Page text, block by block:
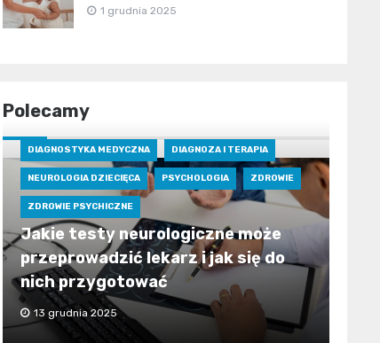
1 grudnia 2025
Polecamy
DIAGNOSTYKA MEDYCZNA DIAGNOZA I TERAPIA
NEUROLOGIA DZIECIĘCA PSYCHOLOGIA ZDROWIE
ZDROWIE PSYCHICZNE
Jakie testy neurologiczne może
przeprowadzić lekarz i jak się do
nich przygotować
13 grudnia 2025